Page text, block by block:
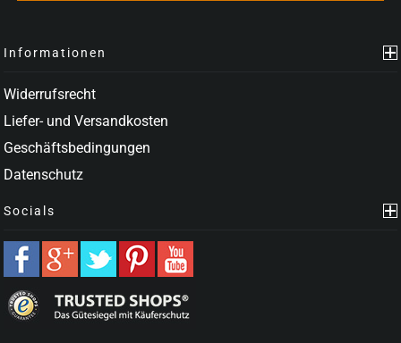
Informationen
Widerrufsrecht
Liefer- und Versandkosten
Geschäftsbedingungen
Datenschutz
Socials